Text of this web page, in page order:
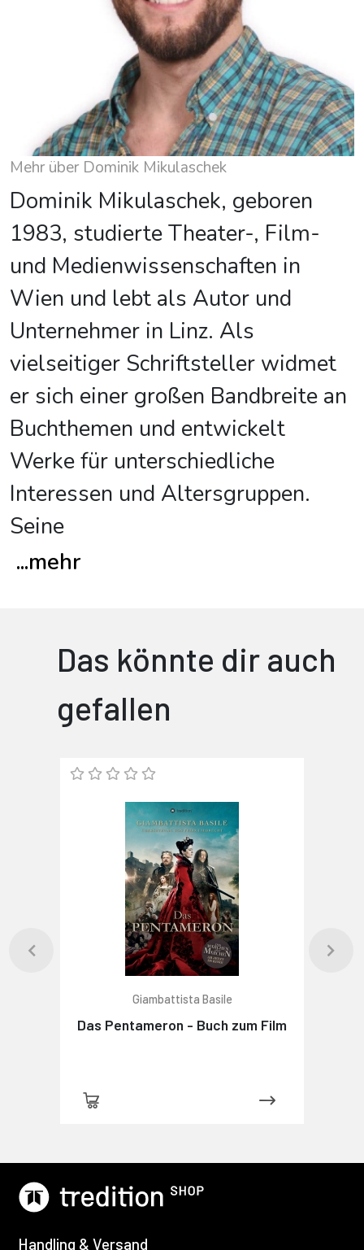
Mehr über Dominik Mikulaschek
Dominik Mikulaschek, geboren
1983, studierte Theater-, Film-
und Medienwissenschaften in
Wien und lebt als Autor und
Unternehmer in Linz. Als
vielseitiger Schriftsteller widmet
er sich einer großen Bandbreite an
Buchthemen und entwickelt
Werke für unterschiedliche
Interessen und Altersgruppen.
Seine
...mehr
Das könnte dir auch
gefallen
Giambattista Basile
Das Pentameron - Buch zum Film
Handling & Versand